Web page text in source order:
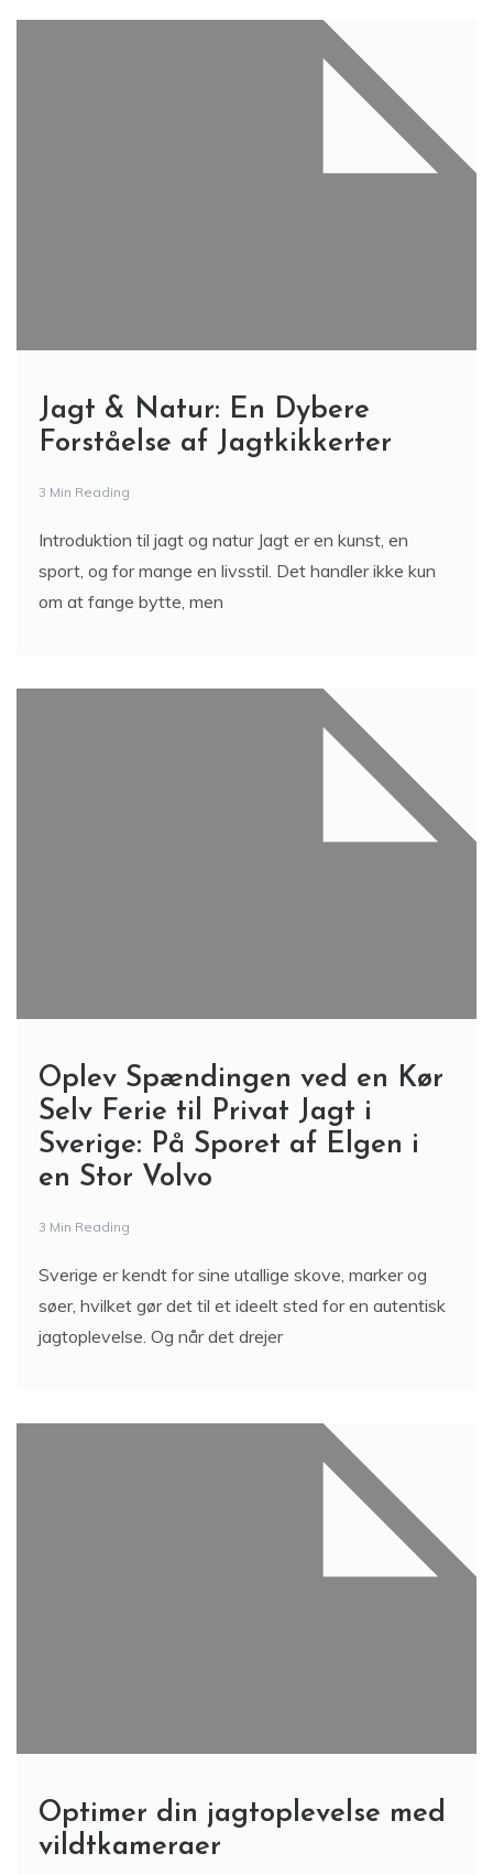
Jagt & Natur: En Dybere
Forståelse af Jagtkikkerter
3 Min Reading
Introduktion til jagt og natur Jagt er en kunst, en
sport, og for mange en livsstil. Det handler ikke kun
om at fange bytte, men
Oplev Spændingen ved en Kør
Selv Ferie til Privat Jagt i
Sverige: På Sporet af Elgen i
en Stor Volvo
3 Min Reading
Sverige er kendt for sine utallige skove, marker og
søer, hvilket gør det til et ideelt sted for en autentisk
jagtoplevelse. Og når det drejer
Optimer din jagtoplevelse med
vildtkameraer